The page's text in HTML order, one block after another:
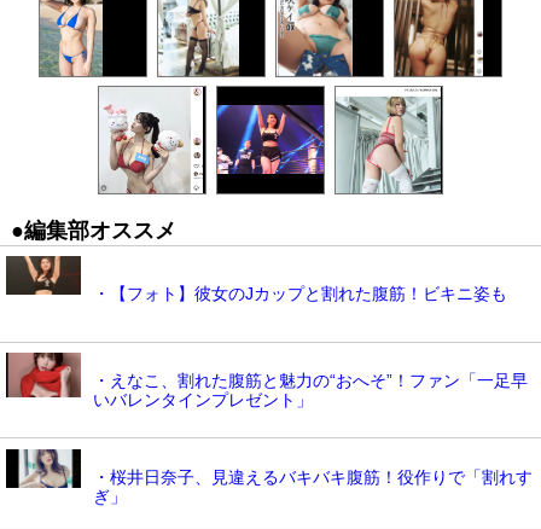
●編集部オススメ
・【フォト】彼女のJカップと割れた腹筋！ビキニ姿も
・えなこ、割れた腹筋と魅力の“おへそ”！ファン「一足早
いバレンタインプレゼント」
・桜井日奈子、見違えるバキバキ腹筋！役作りで「割れす
ぎ」